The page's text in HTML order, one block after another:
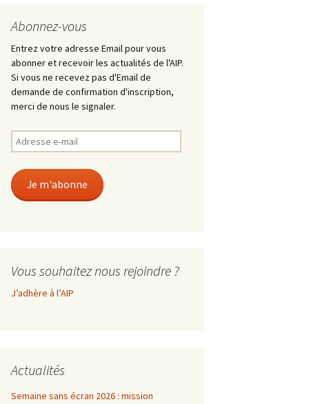
Collège
Abonnez-vous
Entrez votre adresse Email pour vous
abonner et recevoir les actualités de l'AIP.
Si vous ne recevez pas d'Email de
demande de confirmation d'inscription,
merci de nous le signaler.
Adresse
e-
Je m'abonne
Vous souhaitez nous rejoindre ?
J’adhère à l’AIP
Actualités
Semaine sans écran 2026 : mission